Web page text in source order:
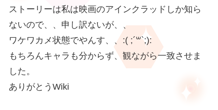
ストーリーは私は映画のアインクラッドしか知ら
ないので、、申し訳ないが、、
ワケワカメ状態でやんす、、:( ;´꒳`;):
もちろんキャラも分からず、観ながら一致させま
した。
ありがとうWiki